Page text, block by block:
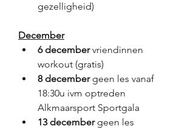
gezelligheid)
December
6 december vriendinnen
workout (gratis)
8 december geen les vanaf
18:30u ivm optreden
Alkmaarsport Sportgala
13 december geen les